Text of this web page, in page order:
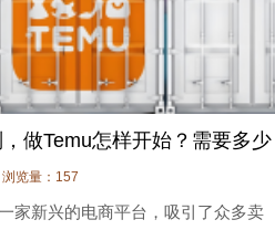
做Temu怎样开始？需要多少
浏览量：157
家新兴的电商平台，吸引了众多卖